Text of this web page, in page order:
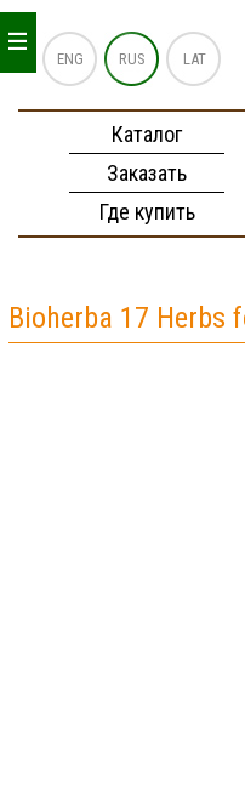
ENG RUS LAT
Каталог
Заказать
Где купить
_
_
_
Bioherba 17 Herbs